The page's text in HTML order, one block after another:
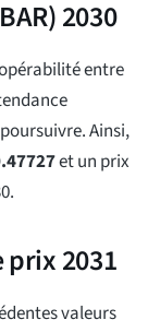
2030
entre
Ainsi,
et un prix
prix 2031
valeurs